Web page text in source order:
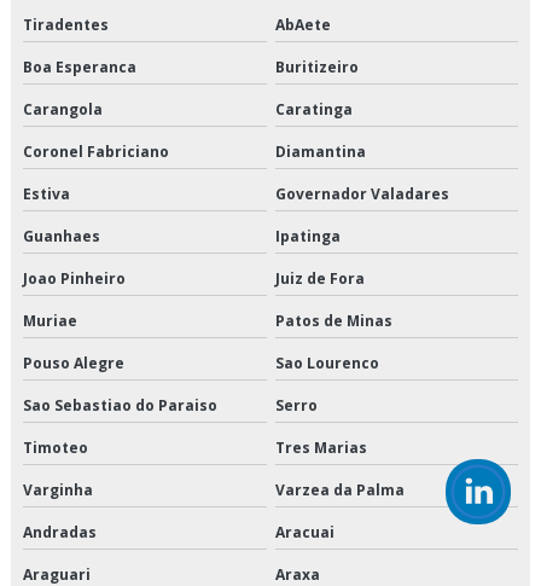
Empresa de transporte de congelados
Empresa de transporte de mercadorias
Empresa de transporte dedicado
Empresa de transporte dedicado de alimentos
Empresa de transporte e logística
Empresa de transporte fracionado de alimentos perecíveis
Empresa de transporte interestadual
Empresa de transporte nordeste
Empresa que transporta produtos congelados
Empresa que transporta produtos refrigerados
Tiradentes AbAete
Boa Esperanca Buritizeiro
Carangola Caratinga
Coronel Fabriciano Diamantina
Estiva Governador Valadares
Guanhaes Ipatinga
Joao Pinheiro Juiz de Fora
Muriae Patos de Minas
Pouso Alegre Sao Lourenco
Sao Sebastiao do Paraiso Serro
Timoteo Tres Marias
Varginha Varzea da Palma
Andradas Aracuai
Araguari Araxa